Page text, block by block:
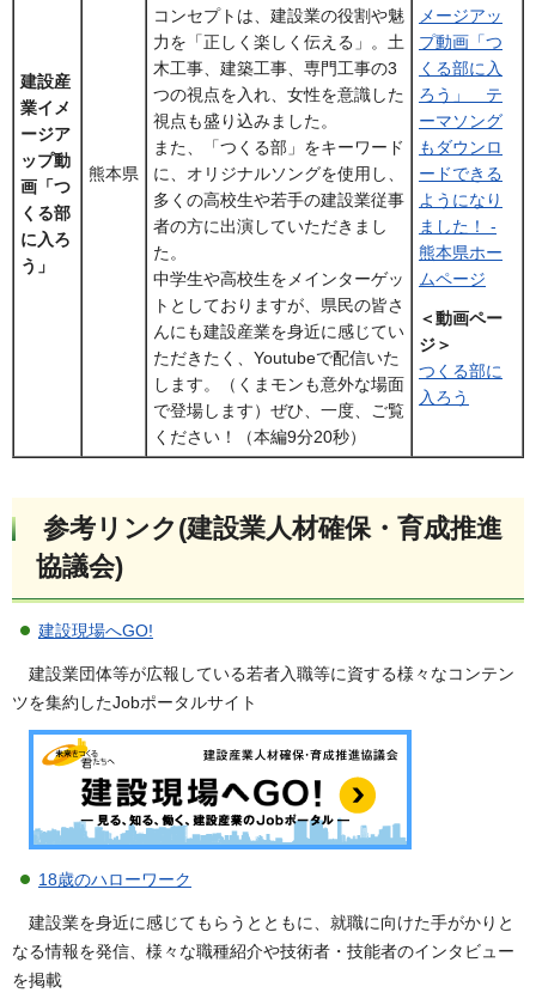
建設産
業イメ
ージア
ップ動
画「つ
くる部
に入ろ
う」
熊本県
コンセプトは、建設業の役割や魅
力を「正しく楽しく伝える」。土
木工事、建築工事、専門工事の3
つの視点を入れ、女性を意識した
視点も盛り込みました。
また、「つくる部」をキーワード
に、オリジナルソングを使用し、
多くの高校生や若手の建設業従事
者の方に出演していただきまし
た。
中学生や高校生をメインターゲッ
トとしておりますが、県民の皆さ
んにも建設産業を身近に感じてい
ただきたく、Youtubeで配信いた
します。（くまモンも意外な場面
で登場します）ぜひ、一度、ご覧
ください！（本編9分20秒）
メージアッ
プ動画「つ
くる部に入
ろう」 テ
ーマソング
もダウンロ
ードできる
ようになり
ました！ -
熊本県ホー
ムページ
＜動画ペー
ジ＞
つくる部に
入ろう
参考リンク(建設業人材確保・育成推進
協議会)
建設現場へGO!
建設業団体等が広報している若者入職等に資する様々なコンテン
ツを集約したJobポータルサイト
18歳のハローワーク
建設業を身近に感じてもらうとともに、就職に向けた手がかりと
なる情報を発信、様々な職種紹介や技術者・技能者のインタビュー
を掲載